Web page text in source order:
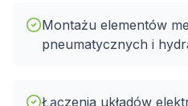
Montażu elementów
pneumatycznych i
Łączenia układów